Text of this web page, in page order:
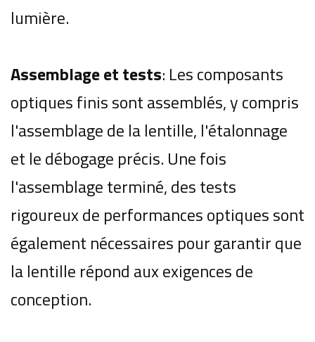
lumière.
Assemblage et tests: Les composants
optiques finis sont assemblés, y compris
l'assemblage de la lentille, l'étalonnage
et le débogage précis. Une fois
l'assemblage terminé, des tests
rigoureux de performances optiques sont
également nécessaires pour garantir que
la lentille répond aux exigences de
conception.